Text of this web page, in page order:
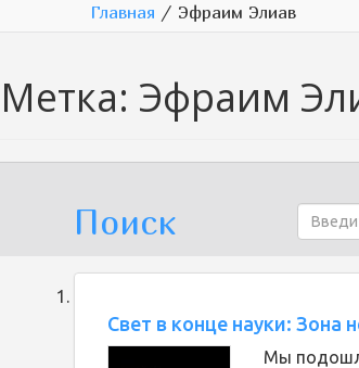
Главная / Эфраим Элиав
Метка: Эфраим
Поиск
Свет в конце науки: Зона
Мы